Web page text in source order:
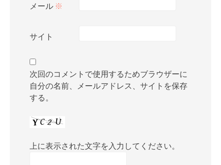
メール ※
サイト
次回のコメントで使用するためブラウザーに
自分の名前、メールアドレス、サイトを保存
する。
上に表示された文字を入力してください。